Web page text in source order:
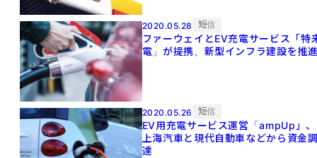
2020.05.28 短信
ファーウェイとEV充電サービス「特
電」が提携、新型インフラ建設を推
2020.05.26 短信
EV用充電サービス運営「ampUp」、
上海汽車と現代自動車などから資金
達